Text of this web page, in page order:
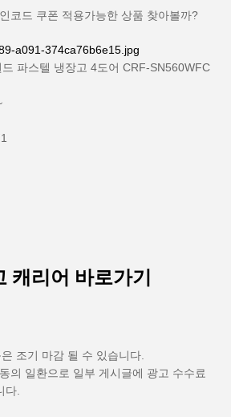
코드 쿠폰 적용가능한 상품 찾아볼까?
파스텔 냉장고 4도어 CRF-SN560WFC
캐리어 바로가기
조기 마감 될 수 있습니다.
의 일환으로 일부 게시글에 광고 수수료
다.